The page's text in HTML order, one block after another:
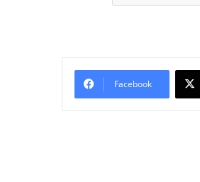
Facebook